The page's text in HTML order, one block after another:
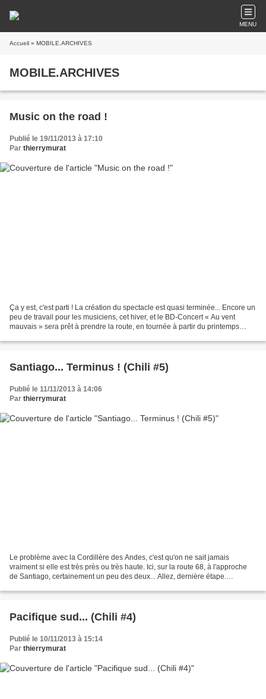
MENU
Accueil » MOBILE.ARCHIVES
MOBILE.ARCHIVES
Music on the road !
Publié le 19/11/2013 à 17:10
Par thierrymurat
Ça y est, c'est parti ! La création du spectacle est quasi terminée... Encore un
peu de travail pour les musiciens, cet hiver, et le BD-Concert « Au vent
mauvais » sera prêt à prendre la route, en tournée à partir du printemps
Santiago... Terminus ! (Chili #5)
Publié le 11/11/2013 à 14:06
Par thierrymurat
Le problème avec la Cordillère des Andes, c'est qu'on ne sait jamais
vraiment si elle est très près ou très haute. Ici, sur la route 68, à l'approche
de Santiago, certainement un peu des deux... Allez, dernière étape.
Pacifique sud... (Chili #4)
Publié le 10/11/2013 à 15:14
Par thierrymurat